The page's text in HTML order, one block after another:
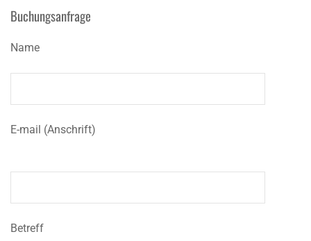
Buchungsanfrage
Name
E-mail (Anschrift)
Betreff